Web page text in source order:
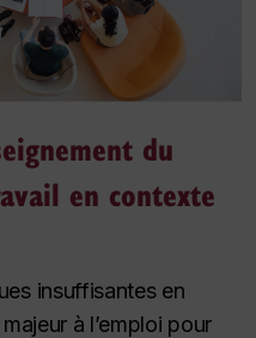
du
en contexte
insuffisantes en
à l’emploi pour